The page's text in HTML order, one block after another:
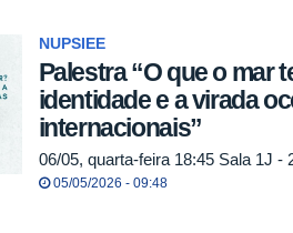
NUPSIEE
Palestra “O que o mar
identidade e a virada
internacionais”
06/05, quarta-feira 18:45 Sala 1J -
05/05/2026 - 09:48